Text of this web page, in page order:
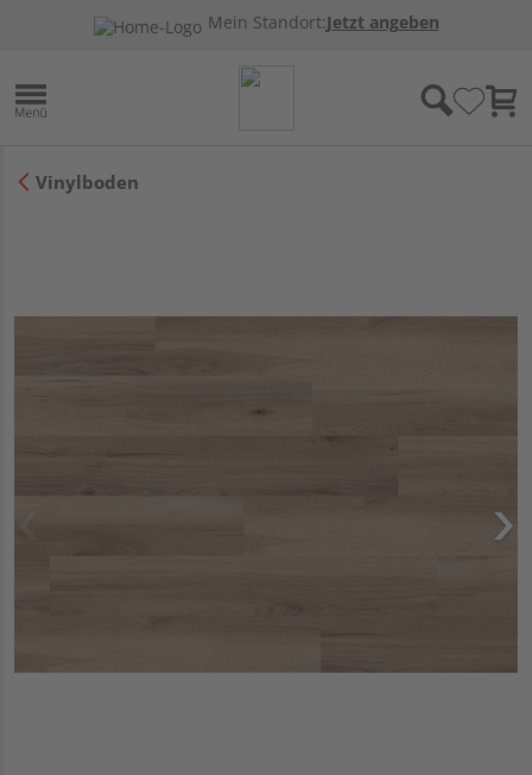
Mein Standort:Jetzt angeben
Vinylboden